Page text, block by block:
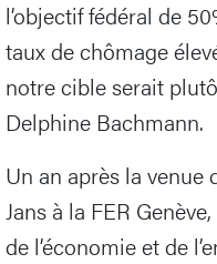
l’objectif fédéral de
taux de chômage
notre cible serait
Delphine Bachmann.
Un an après la venue
Jans à la FER
de l’économie et de